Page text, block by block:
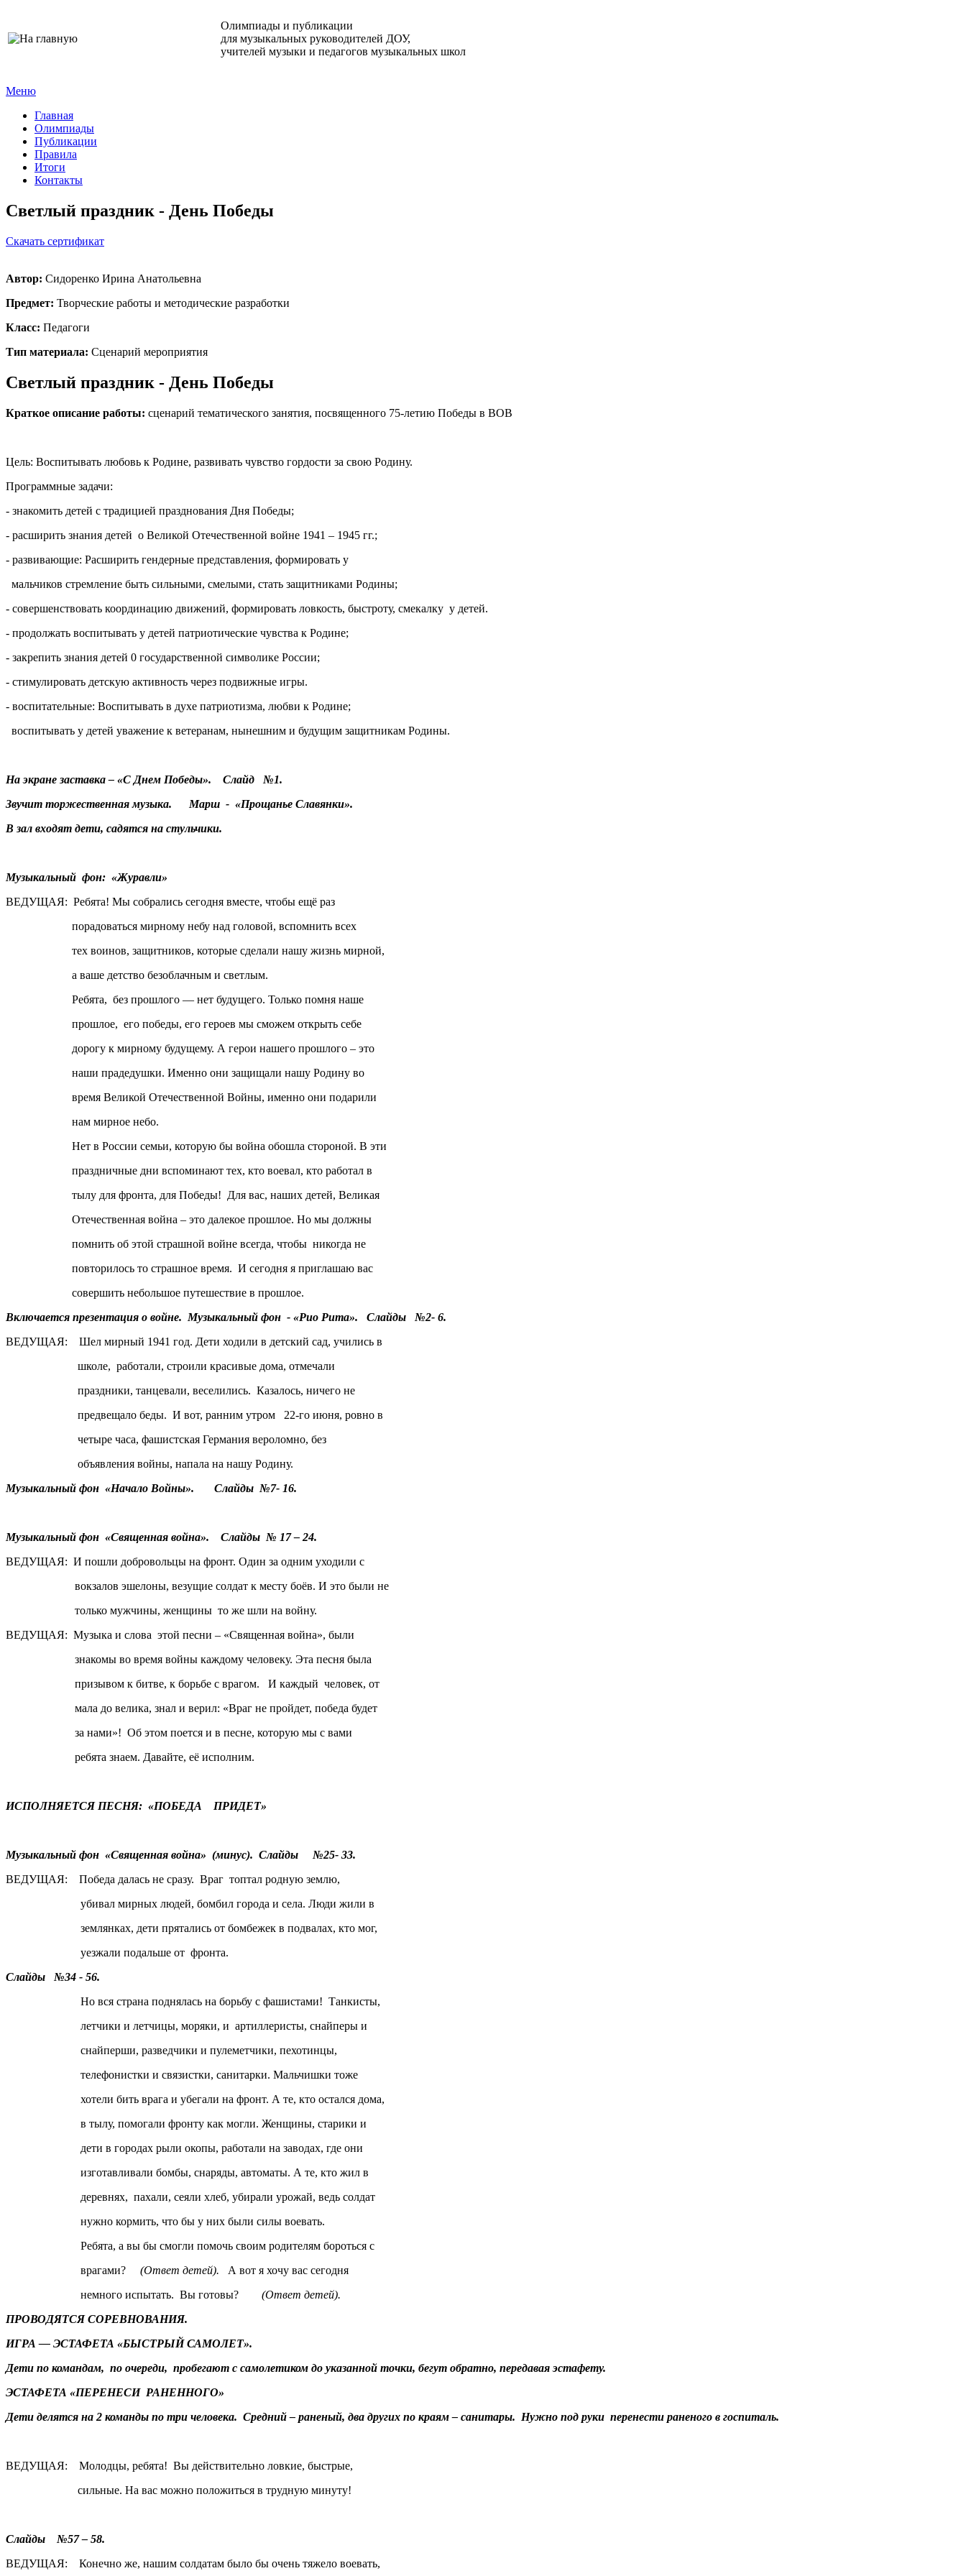
Олимпиады и публикации
для музыкальных руководителей ДОУ,
учителей музыки и педагогов музыкальных школ
Меню
Главная
Олимпиады
Публикации
Правила
Итоги
Контакты
Светлый праздник - День Победы
Cкачать сертификат
Автор: Сидоренко Ирина Анатольевна
Предмет: Творческие работы и методические разработки
Класс: Педагоги
Тип материала: Сценарий мероприятия
Светлый праздник - День Победы
Краткое описание работы: сценарий тематического занятия, посвященного 75-летию Победы в ВОВ
Цель: Воспитывать любовь к Родине, развивать чувство гордости за свою Родину.
Программные задачи:
- знакомить детей с традицией празднования Дня Победы;
- расширить знания детей о Великой Отечественной войне 1941 – 1945 гг.;
- развивающие: Расширить гендерные представления, формировать у
мальчиков стремление быть сильными, смелыми, стать защитниками Родины;
- совершенствовать координацию движений, формировать ловкость, быстроту, смекалку у детей.
- продолжать воспитывать у детей патриотические чувства к Родине;
- закрепить знания детей 0 государственной символике России;
- стимулировать детскую активность через подвижные игры.
- воспитательные: Воспитывать в духе патриотизма, любви к Родине;
воспитывать у детей уважение к ветеранам, нынешним и будущим защитникам Родины.
На экране заставка – «С Днем Победы». Слайд №1.
Звучит торжественная музыка. Марш - «Прощанье Славянки».
В зал входят дети, садятся на стульчики.
Музыкальный фон: «Журавли»
ВЕДУЩАЯ: Ребята! Мы собрались сегодня вместе, чтобы ещё раз
порадоваться мирному небу над головой, вспомнить всех
тех воинов, защитников, которые сделали нашу жизнь мирной,
а ваше детство безоблачным и светлым.
Ребята, без прошлого — нет будущего. Только помня наше
прошлое, его победы, его героев мы сможем открыть себе
дорогу к мирному будущему. А герои нашего прошлого – это
наши прадедушки. Именно они защищали нашу Родину во
время Великой Отечественной Войны, именно они подарили
нам мирное небо.
Нет в России семьи, которую бы война обошла стороной. В эти
праздничные дни вспоминают тех, кто воевал, кто работал в
тылу для фронта, для Победы! Для вас, наших детей, Великая
Отечественная война – это далекое прошлое. Но мы должны
помнить об этой страшной войне всегда, чтобы никогда не
повторилось то страшное время. И сегодня я приглашаю вас
совершить небольшое путешествие в прошлое.
Включается презентация о войне. Музыкальный фон - «Рио Рита».
Слайды №2- 6.
ВЕДУЩАЯ: Шел мирный 1941 год. Дети ходили в детский сад, учились в
школе, работали, строили красивые дома, отмечали
праздники, танцевали, веселились. Казалось, ничего не
предвещало беды. И вот, ранним утром 22-го июня, ровно в
четыре часа, фашистская Германия вероломно, без
объявления войны, напала на нашу Родину.
Музыкальный фон «Начало Войны». Слайды №7- 16.
Музыкальный фон «Священная война». Слайды № 17 – 24.
ВЕДУЩАЯ: И пошли добровольцы на фронт. Один за одним уходили с
вокзалов эшелоны, везущие солдат к месту боёв. И это были не
только мужчины, женщины то же шли на войну.
ВЕДУЩАЯ: Музыка и слова этой песни – «Священная война», были
знакомы во время войны каждому человеку. Эта песня была
призывом к битве, к борьбе с врагом. И каждый человек, от
мала до велика, знал и верил: «Враг не пройдет, победа будет
за нами»! Об этом поется и в песне, которую мы с вами
ребята знаем. Давайте, её исполним.
ИСПОЛНЯЕТСЯ ПЕСНЯ: «ПОБЕДА ПРИДЕТ»
Музыкальный фон «Священная война» (минус). Слайды №25- 33.
ВЕДУЩАЯ: Победа далась не сразу. Враг топтал родную землю,
убивал мирных людей, бомбил города и села. Люди жили в
землянках, дети прятались от бомбежек в подвалах, кто мог,
уезжали подальше от фронта.
Слайды №34 - 56.
Но вся страна поднялась на борьбу с фашистами! Танкисты,
летчики и летчицы, моряки, и артиллеристы, снайперы и
снайперши, разведчики и пулеметчики, пехотинцы,
телефонистки и связистки, санитарки. Мальчишки тоже
хотели бить врага и убегали на фронт. А те, кто остался дома,
в тылу, помогали фронту как могли. Женщины, старики и
дети в городах рыли окопы, работали на заводах, где они
изготавливали бомбы, снаряды, автоматы. А те, кто жил в
деревнях, пахали, сеяли хлеб, убирали урожай, ведь солдат
нужно кормить, что бы у них были силы воевать.
Ребята, а вы бы смогли помочь своим родителям бороться с
врагами? (Ответ детей). А вот я хочу вас сегодня
немного испытать. Вы готовы? (Ответ детей).
ПРОВОДЯТСЯ СОРЕВНОВАНИЯ.
ИГРА — ЭСТАФЕТА «БЫСТРЫЙ САМОЛЕТ».
Дети по командам, по очереди, пробегают с самолетиком до указанной точки, бегут обратно, передавая эстафету.
ЭСТАФЕТА «ПЕРЕНЕСИ РАНЕННОГО»
Дети делятся на 2 команды по три человека. Средний – раненый, два других по краям – санитары. Нужно под руки перенести раненого в госпиталь.
ВЕДУЩАЯ: Молодцы, ребята! Вы действительно ловкие, быстрые,
сильные. На вас можно положиться в трудную минуту!
Слайды №57 – 58.
ВЕДУЩАЯ: Конечно же, нашим солдатам было бы очень тяжело воевать,